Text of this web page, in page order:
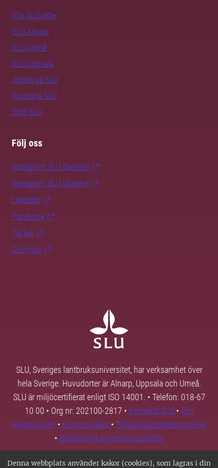
Denna webbplats använder kakor (cookies), som lagras i din
Alla SLU-orter
SLU Alnarp
SLU Umeå
SLU Uppsala
Jobba på SLU
Kontakta SLU
Stöd SLU
Följ oss
Instagram SLU.Sweden
Instagram SLU.student
LinkedIn
Facebook
TikTok
SLU Play
SLU, Sveriges lantbruksuniversitet, har verksamhet över
hela Sverige. Huvudorter är Alnarp, Uppsala och Umeå.
SLU är miljöcertifierat enligt ISO 14001. • Telefon: 018-67
10 00 • Org nr: 202100-2817 • Kontakta SLU • Om
webbplatsen • Hantera kakor • Tillgänglighetsredogörelse
• Behandling av personuppgifter